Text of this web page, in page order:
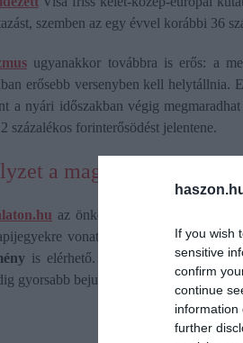
If you wish
sensitive
confirm
continue
information
further
szemben az egy évvel korábbi 36
ugyanakkor továbbra is erős: a
erősebb versenyben kell
a nyári időszakban végig
százalékos forinterősödést jelentene.
a magyar tengernél?
az önkormányzatoktól és az
vonatkoznak, de azt se
is elérhető. Elő- és utószezonban
gyorsabb bejutást, néhol pedig